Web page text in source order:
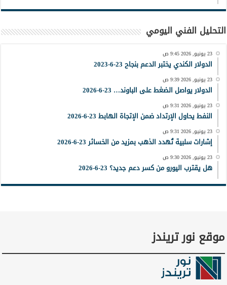
التحليل الفني اليومي
23 يونيو, 2026 9:45 ص
الدولار الكندي يختبر الدعم بنجاح 23-6-2023
23 يونيو, 2026 9:39 ص
الدولار يواصل الضغط على الباوند… 23-6-2026
23 يونيو, 2026 9:31 ص
النفط يحاول الإرتداد ضمن الإتجاة الهابط 23-6-2026
23 يونيو, 2026 9:31 ص
إشارات سلبية تُهدد الذهب بمزيد من الخسائر 23-6-2026
23 يونيو, 2026 9:30 ص
هل يقترب اليورو من كسر دعم جديد؟ 23-6-2026
موقع نور تريندز